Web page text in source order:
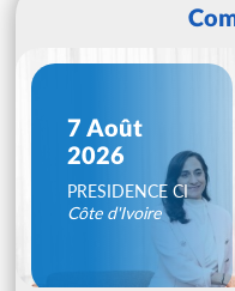
7 Août
2026
PRESIDENCE CI
Côte d'Ivoire